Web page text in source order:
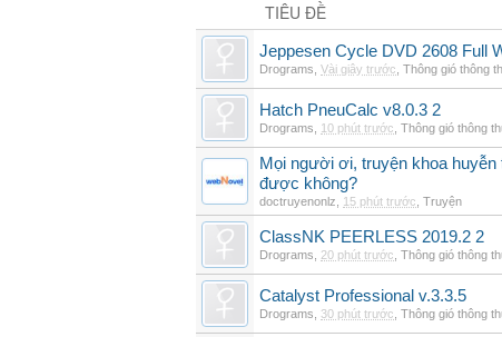
TIÊU ĐỀ
Jeppesen Cycle DVD 2608 Full
Drograms Vài giây trước Thông gió thông
Hatch PneuCalc v8.0.3 2
Drograms 10 phút trước Thông gió thông
Mọi người ơi, truyện khoa huyễn
được không?
doctruyenonlz 15 phút trước Truyện
ClassNK PEERLESS 2019.2 2
Drograms 20 phút trước Thông gió thông
Catalyst Professional v.3.3.5
Drograms 30 phút trước Thông gió thông